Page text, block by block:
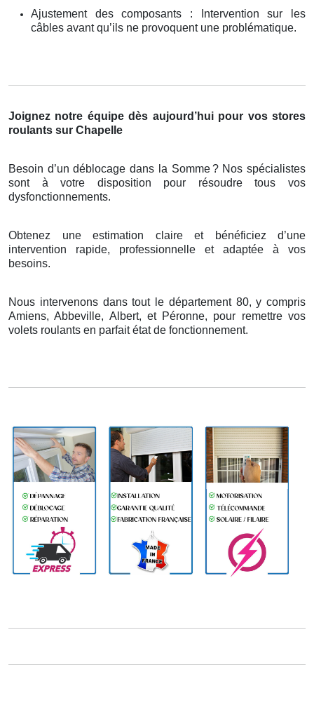
Ajustement des composants : Intervention sur les
câbles avant qu’ils ne provoquent une problématique.
Joignez notre équipe dès aujourd’hui pour vos stores
roulants sur Chapelle
Besoin d’un déblocage dans la Somme ? Nos spécialistes
sont à votre disposition pour résoudre tous vos
dysfonctionnements.
Obtenez une estimation claire et bénéficiez d’une
intervention rapide, professionnelle et adaptée à vos
besoins.
Nous intervenons dans tout le département 80, y compris
Amiens, Abbeville, Albert, et Péronne, pour remettre vos
volets roulants en parfait état de fonctionnement.